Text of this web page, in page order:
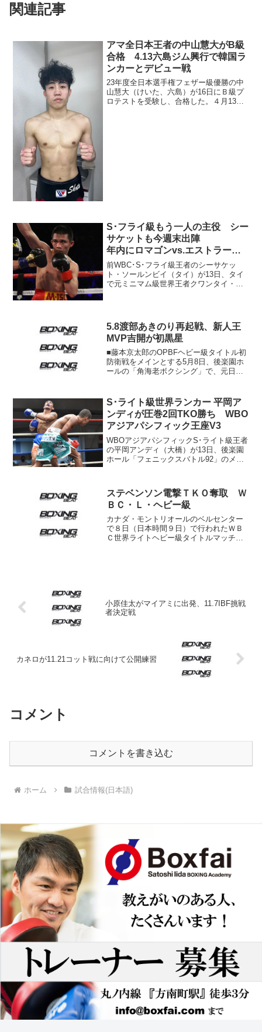
関連記事
アマ全日本王者の中山慧大がB級
合格 4.13六島ジム興行で韓国ラ
ンカーとデビュー戦
23年度全日本選手権フェザー級優勝の中
山慧大（けいた、六島）が16日にＢ級プ
ロテストを受験し、合格した。４月13日
S･フライ級もう一人の主役 シー
サケットも今週末出陣
年内にロマゴンvs.エストラーダ
勝者との対戦狙う
前WBC･S･フライ級王者のシーサケッ
ト・ソールンビイ（タイ）が13日、タイ
で元ミニマム級世界王者クワンタイ・シ
ン・フランシスコ・...
5.8渡部あきのり再起戦、新人王
MVP吉開が初黒星
■藤本京太郎のOPBFヘビー級タイトル初
防衛戦をメインとする5月8日、後楽園ホ
ールの「角海老ボクシング」で、元日
ク（インドネシア）とS･ウェルター級8
回戦。渡部は...
S･ライト級世界ランカー 平岡ア
ンディが圧巻2回TKO勝ち WBO
アジアパシフィック王座V3
WBOアジアパシフィックS･ライト級王者
の平岡アンディ（大橋）が13日、後楽園
ホール「フェニックスバトル92」のメイ
ち。3度目の防衛に成功した。 日本タイ
トルも...
ステベンソン電撃ＴＫＯ奪取 Ｗ
ＢＣ・Ｌ・ヘビー級
カナダ・モントリオールのベルセンター
で８日（日本時間９日）で行われたＷＢ
Ｃ世界ライトヘビー級タイトルマッチ
小原佳太がマイアミに出発、11.7IBF挑戦
者決定戦
カネロが11.21コット戦に向けて公開練習
コメント
コメントを書き込む
ホーム 試合情報(日本語)